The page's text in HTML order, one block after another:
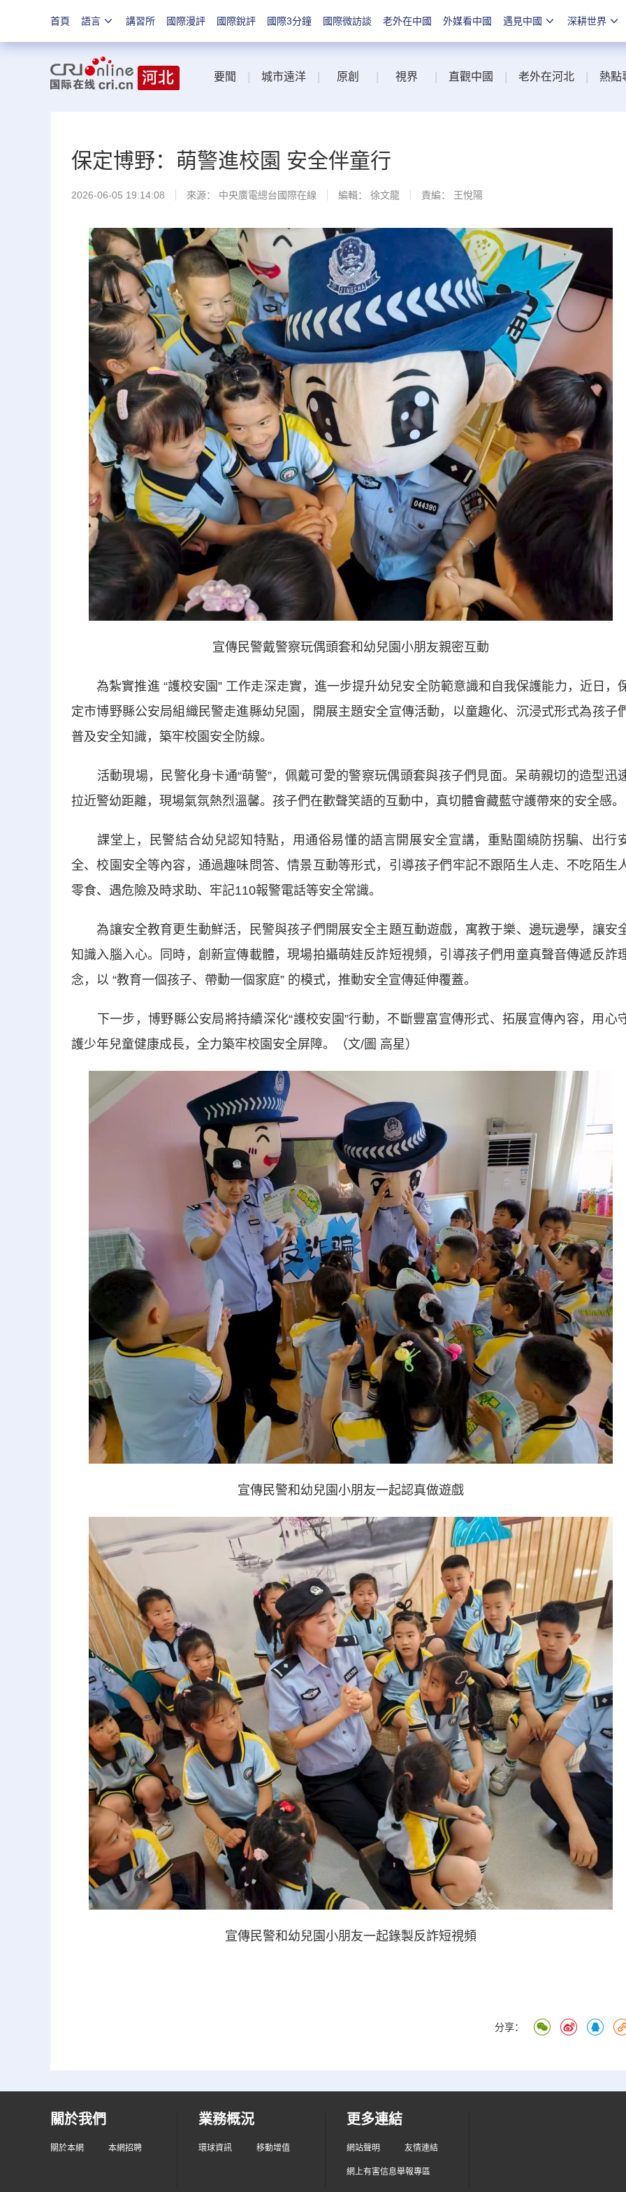
首頁 語言 講習所 國際漫評 國際銳評 國際3分鐘 國際微訪談 老外在中國 外媒看中國 遇見中國 深耕世界
要聞 城市遠洋 原創 視界 直觀中國 老外在河北 熱點
保定博野：萌警進校園 安全伴童行
2026-06-05 19:14:08 來源： 中央廣電總台國際在線 編輯： 徐文龍 責編： 王悅陽
宣傳民警戴警察玩偶頭套和幼兒園小朋友親密互動
為紮實推進 “護校安園” 工作走深走實，進一步提升幼兒安全防範意識和自我保護能力，近日，
定市博野縣公安局組織民警走進縣幼兒園，開展主題安全宣傳活動，以童趣化、沉浸式形式為孩子
普及安全知識，築牢校園安全防線。
活動現場，民警化身卡通“萌警”，佩戴可愛的警察玩偶頭套與孩子們見面。呆萌親切的造型迅
拉近警幼距離，現場氣氛熱烈溫馨。孩子們在歡聲笑語的互動中，真切體會藏藍守護帶來的安全感。
課堂上，民警結合幼兒認知特點，用通俗易懂的語言開展安全宣講，重點圍繞防拐騙、出行
全、校園安全等內容，通過趣味問答、情景互動等形式，引導孩子們牢記不跟陌生人走、不吃陌生
零食、遇危險及時求助、牢記110報警電話等安全常識。
為讓安全教育更生動鮮活，民警與孩子們開展安全主題互動遊戲，寓教于樂、邊玩邊學，讓安
知識入腦入心。同時，創新宣傳載體，現場拍攝萌娃反詐短視頻，引導孩子們用童真聲音傳遞反詐
念，以 “教育一個孩子、帶動一個家庭” 的模式，推動安全宣傳延伸覆蓋。
下一步，博野縣公安局將持續深化“護校安園”行動，不斷豐富宣傳形式、拓展宣傳內容，用心
護少年兒童健康成長，全力築牢校園安全屏障。（文/圖 高星）
宣傳民警和幼兒園小朋友一起認真做遊戲
宣傳民警和幼兒園小朋友一起錄製反詐短視頻
分享：
關於我們
關於本網 本網招聘
業務概況
環球資訊 移動增值
更多連結
網站聲明 友情連結
網上有害信息舉報專區